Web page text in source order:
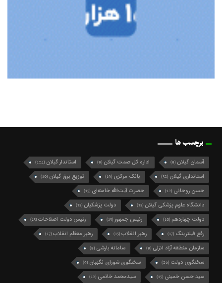
برچسب ها
آسمان گیلان (9) اداره کل صمت گیلان (9) استاندار گیلان (124)
استانداری گیلان (32) بانک مرکزی (19) توزیع برق گیلان (10)
حسن روحانی (12) حضرت آیت‌الله خامنه‌ای (15)
دانشگاه علوم پزشکی گیلان (15) دولت پزشکیان (15)
دولت چهاردهم (10) رئیس جمهور(13) رئیس دولت اصلاحات(13)
رفع فیلترینگ (17) رهبر انقلاب(15) رهبر معظم انقلاب(17)
سازمان منطقه آزاد انزلی (9) سامانه بارشی (9)
سخنگوی دولت (26) سخنگوی شورای نگهبان (9)
سید حسن خمینی (15) سیدمحمد خاتمی (12)